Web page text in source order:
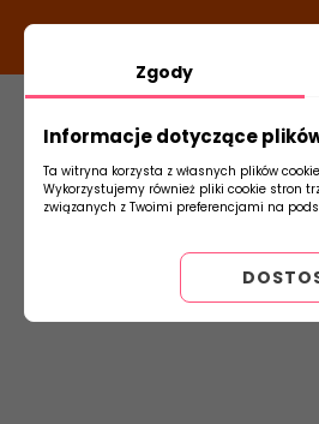
DODATKOWY RABAT Z
Zgody
Informacje dotyczące
Ta witryna korzysta z własnych plików
Wykorzystujemy również pliki cookie stron
związanych z Twoimi preferencjami na